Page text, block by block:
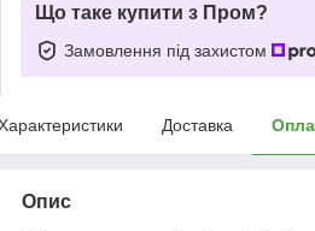
Що таке купити з Пром?
Замовлення під захистом
Доставка
Опис